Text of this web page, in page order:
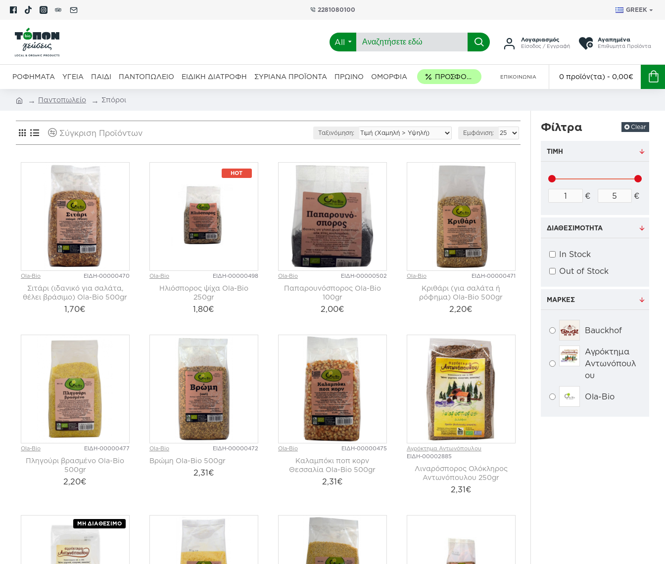
2281080100 GREEK
All Λογαριασμός
Είσοδος / Εγγραφή
Αγαπημένα
Επιθυμητά Προϊόντα
ΡΟΦΉΜΑΤΑ ΥΓΕΊΑ ΠΑΙΔΊ ΠΑΝΤΟΠΩΛΕΊΟ ΕΙΔΙΚΉ ΔΙΑΤΡΟΦΉ ΣΥΡΙΑΝΆ ΠΡΟΪΌΝΤΑ ΠΡΩΙΝΌ ΟΜΟΡΦΙΆ ΠΡΟΣΦΟΡΈΣ ΕΠΙΚΟΙΝΩΝΊΑ 0 προϊόν(τα) - 0,00€
Παντοπωλείο Σπόροι
Σύγκριση Προϊόντων Ταξινόμηση: Εμφάνιση:
Ola-Bio ΕΙΔΗ-00000470
Σιτάρι (ιδανικό για σαλάτα,
θέλει βράσιμο) Ola-Bio 500gr
1,70€
HOT
Ola-Bio ΕΙΔΗ-00000498
Ηλιόσπορος ψίχα Ola-Bio
250gr
1,80€
Ola-Bio ΕΙΔΗ-00000502
Παπαρουνόσπορος Ola-Bio
100gr
2,00€
Ola-Bio ΕΙΔΗ-00000471
Κριθάρι (για σαλάτα ή
ρόφημα) Ola-Bio 500gr
2,20€
Ola-Bio ΕΙΔΗ-00000477
Πληγούρι βρασμένο Ola-Bio
500gr
2,20€
Ola-Bio ΕΙΔΗ-00000472
Βρώμη Ola-Bio 500gr
2,31€
Ola-Bio ΕΙΔΗ-00000475
Καλαμπόκι ποπ κορν
Θεσσαλία Ola-Bio 500gr
2,31€
Αγρόκτημα Αντωνόπουλου
ΕΙΔΗ-00002885
Λιναρόσπορος Ολόκληρος
Αντωνόπουλου 250gr
2,31€
ΜΗ ΔΙΑΘΈΣΙΜΟ
Φίλτρα Clear
ΤΙΜΉ
€ €
ΜΆΡΚΕΣ
Bauckhof
Αγρόκτημα
Αντωνόπουλ
ου
Ola-Bio
ΔΙΑΘΕΣΙΜΌΤΗΤΑ
In Stock
Out of Stock